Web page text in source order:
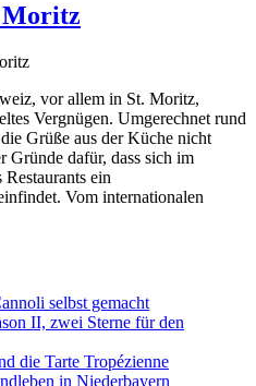
Moritz
vor allem in St. Moritz,
Vergnügen. Umgerechnet rund
Grüße aus der Küche nicht
Gründe dafür, dass sich im
ein
Vom internationalen
selbst gemacht
II, zwei Sterne für den
die Tarte Tropézienne
in Niederbayern